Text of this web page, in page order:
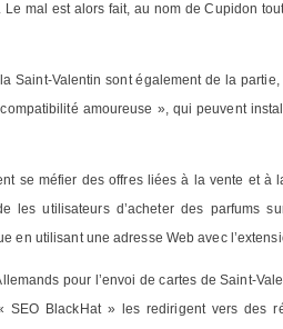
mal est alors fait, au nom de Cupidon
Saint-Valentin sont également de la
amoureuse », qui peuvent
se méfier des offres liées à la vente et à
les utilisateurs d’acheter des parfums
en utilisant une adresse Web avec
pour l’envoi de cartes de Saint-
SEO BlackHat » les redirigent vers des